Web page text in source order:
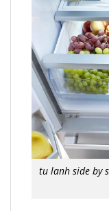
tu lanh side by